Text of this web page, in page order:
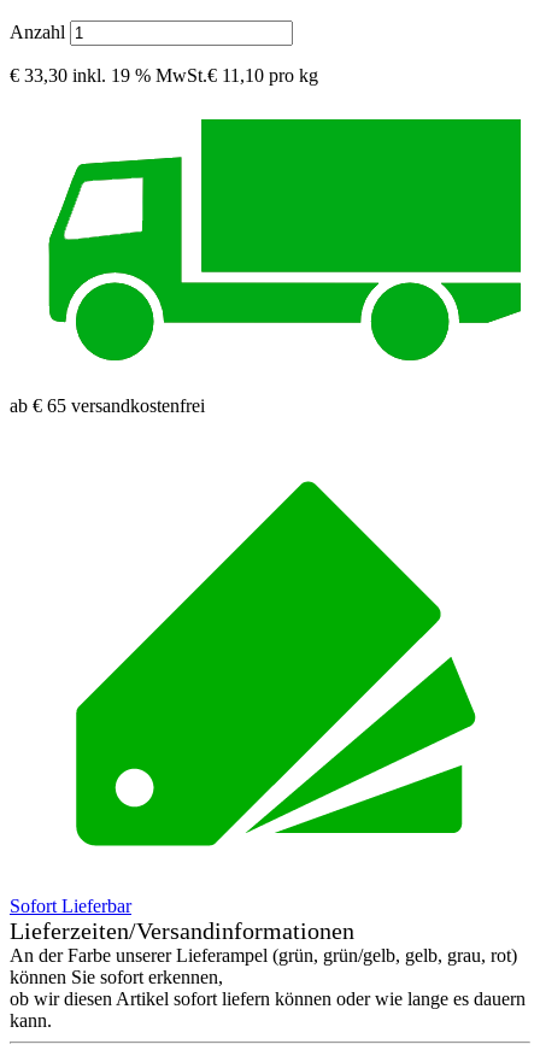
Anzahl
€ 33,30 inkl. 19 % MwSt.€ 11,10 pro kg
ab € 65 versandkostenfrei
Sofort Lieferbar
Lieferzeiten/Versandinformationen
An der Farbe unserer Lieferampel (grün, grün/gelb, gelb, grau, rot)
können Sie sofort erkennen,
ob wir diesen Artikel sofort liefern können oder wie lange es dauern
kann.